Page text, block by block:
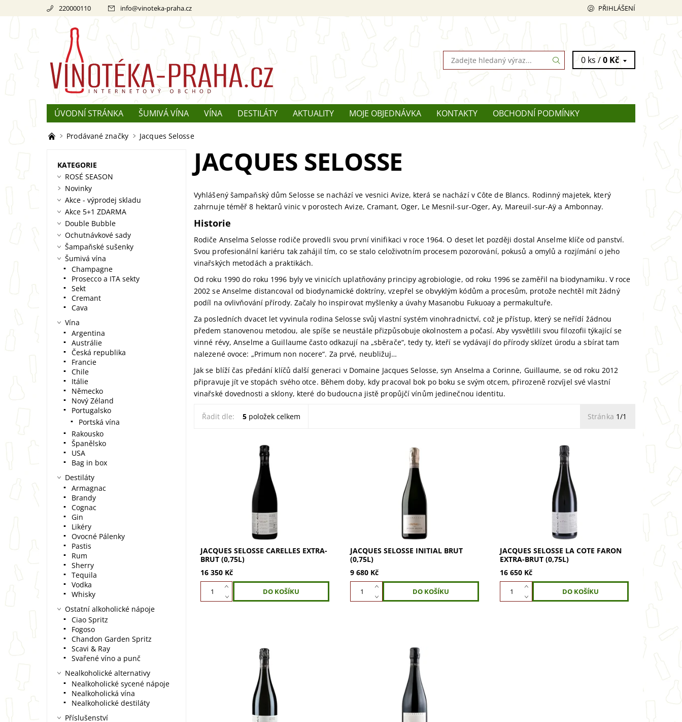
220000110 info@vinoteka-praha.cz PŘIHLÁŠENÍ
0 ks /0 Kč
ÚVODNÍ STRÁNKA ŠUMIVÁ VÍNA VÍNA DESTILÁTY AKTUALITY MOJE OBJEDNÁVKA KONTAKTY
OBCHODNÍ PODMÍNKY
REKLAMACE
O ŠAMPAŇSKÉM
Prodávané značky Jacques Selosse
JACQUES SELOSSE
Vyhlášený šampaňský dům Selosse se nachází ve vesnici Avize, která se nachází v Côte de Blancs. Rodinný majetek, který
zahrnuje téměř 8 hektarů vinic v porostech Avize, Cramant, Oger, Le Mesnil-sur-Oger, Ay, Mareuil-sur-Aÿ a Ambonnay.
Historie
Rodiče Anselma Selosse rodiče provedli svou první vinifikaci v roce 1964. O deset let později dostal Anselme klíče od panství.
Svou profesionální kariéru tak zahájil tím, co se stalo celoživotním procesem pozorování, pokusů a omylů a rozjímání o jeho
vinařských metodách a praktikách.
Od roku 1990 do roku 1996 byly ve vinicích uplatňovány principy agrobiologie, od roku 1996 se zaměřil na biodynamiku. V roce
2002 se Anselme distancoval od biodynamické doktríny, vzepřel se obvyklým kódům a procesům, protože nechtěl mít žádný
podíl na ovlivňování přírody. Začaly ho inspirovat myšlenky a úvahy Masanobu Fukuoay a permakultuře.
Za posledních dvacet let vyvinula rodina Selosse svůj vlastní systém vinohradnictví, což je přístup, který se neřídí žádnou
předem stanovenou metodou, ale spíše se neustále přizpůsobuje okolnostem a počasí. Aby vysvětlili svou filozofii týkající se
vinné révy, Anselme a Guillaume často odkazují na „sběrače“, tedy ty, kteří se vydávají do přírody sklízet úrodu a sbírat tam
nalezené ovoce: „Primum non nocere“. Za prvé, neubližuj…
Jak se blíží čas předání klíčů další generaci v Domaine Jacques Selosse, syn Anselma a Corinne, Guillaume, se od roku 2012
připravuje jít ve stopách svého otce. Během doby, kdy pracoval bok po boku se svým otcem, přirozeně rozvíjel své vlastní
vinařské dovednosti a sklony, které do budoucna jistě propůjčí vínům jedinečnou identitu.
Řadit dle: 5položek celkem Stránka 1/1
JACQUES SELOSSE CARELLES EXTRA-
BRUT (0,75L) - 100% Chardonnay z Le
Mesnil-sur-Oger. Unikátní systém
solera, zrání 5-6 let, nízká dozáž 0-4
JACQUES SELOSSE CARELLES EXTRA-
BRUT (0,75L)
16 350 Kč
JACQUES SELOSZ INITIAL BRUT
(0,75L): 100% Chardonnay, klasický
Brut. Asambláž 3 ročníků z Avize,
Oger, Cramant. Zraje min. 3 roky,
JACQUES SELOSSE INITIAL BRUT
(0,75L)
9 680 Kč
Objevte exkluzivní šampaňské
JACQUES SELOSSE LA COTE FARON
EXTRA-BRUT 0,75L. Exotické, silné a
pikantní víno z Pinot Noir z
unikátního svahu v Aÿ....
JACQUES SELOSSE LA COTE FARON
EXTRA-BRUT (0,75L)
16 650 Kč
JACQUES SELOSSE SOUS LE MONT
0,75L z Grand Cru Mareuil-sur-Aÿ.
Pinot Noir z vinice na svahu. Unikátní
systém solera pro výjimečnou chuť.
JACQUES SELOSSE SUBSTANCE BRUT
0,75L: 100% Chardonnay z Avize ze
solery 1986. Víno zraje 5-6 let. Nízká
dosage 0-4 g/l. Objevte toto
KATEGORIE
ROSÉ SEASON
Novinky
Akce - výprodej skladu
Akce 5+1 ZDARMA
Double Bubble
Ochutnávkové sady
Šampaňské sušenky
Šumivá vína
Champagne
Prosecco a ITA sekty
Sekt
Cremant
Cava
Vína
Argentina
Austrálie
Česká republika
Francie
Chile
Itálie
Německo
Nový Zéland
Portugalsko
Portská vína
Rakousko
Španělsko
USA
Bag in box
Destiláty
Armagnac
Brandy
Cognac
Gin
Likéry
Ovocné Pálenky
Pastis
Rum
Sherry
Tequila
Vodka
Whisky
Ostatní alkoholické nápoje
Ciao Spritz
Fogoso
Chandon Garden Spritz
Scavi & Ray
Svařené víno a punč
Nealkoholické alternativy
Nealkoholické sycené nápoje
Nealkoholická vína
Nealkoholické destiláty
Příslušenství